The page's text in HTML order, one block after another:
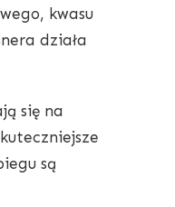
kwasu
działa
się na
są